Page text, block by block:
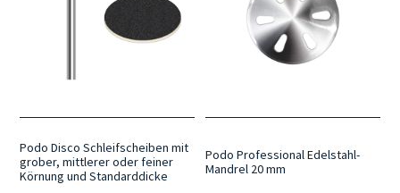
Podo Disco Schleifscheiben mit
grober, mittlerer oder feiner
Körnung und Standarddicke
Podo Professional Edelstahl-
Mandrel 20 mm